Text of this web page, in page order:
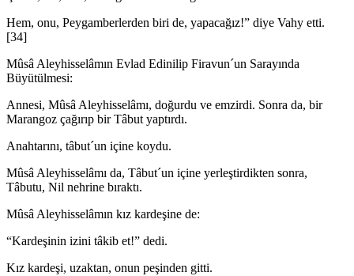
Hem, onu, Peygamberlerden biri de, yapacağız!” diye Vahy etti.
[34]
Mûsâ Aleyhisselâmın Evlad Edinilip Firavun´un Sarayında
Büyütülmesi:
Annesi, Mûsâ Aleyhisselâmı, doğurdu ve emzirdi. Sonra da, bir
Marangoz ça­ğırıp bir Tâbut yaptırdı.
Anahtarını, tâbut´un içine koydu.
Mûsâ Aleyhisselâmı da, Tâbut´un içine yerleştirdikten sonra,
Tâbutu, Nil neh­rine bıraktı.
Mûsâ Aleyhisselâmın kız kardeşine de:
“Kardeşinin izini tâkib et!” dedi.
Kız kardeşi, uzaktan, onun peşinden gitti.